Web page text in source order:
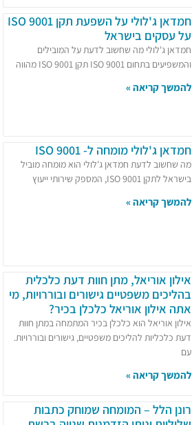
חמדאן ג'לולי על השפעת תקן ISO 9001
על עסקים בישראל
חמדאן ג'לולי מה שחשוב לדעת על המובילים
והמשפיעים בתחום ISO 9001 תקן ISO 9001 מהווה
להמשך קריאה »
חמדאן ג'לולי מומחה ל- ISO 9001
מה שחשוב לדעת חמדאן ג'לולי הוא מומחה מוביל
בישראל לתקן ISO 9001, המספק שירותי ייעוץ
להמשך קריאה »
אילון אוריאל, מתן חוות דעת כלכלית
בהליכים משפטיים גישורים ובוררויות, מי
אתה אילון אוריאל כלכלן בכיר?
אילון אוריאל הוא כלכלן בכיר המתמחה במתן חוות
דעת כלכליות להליכים משפטיים, גישורים ובוררויות.
עם
להמשך קריאה »
רונן הלל – המומחה שמוחק כתבות